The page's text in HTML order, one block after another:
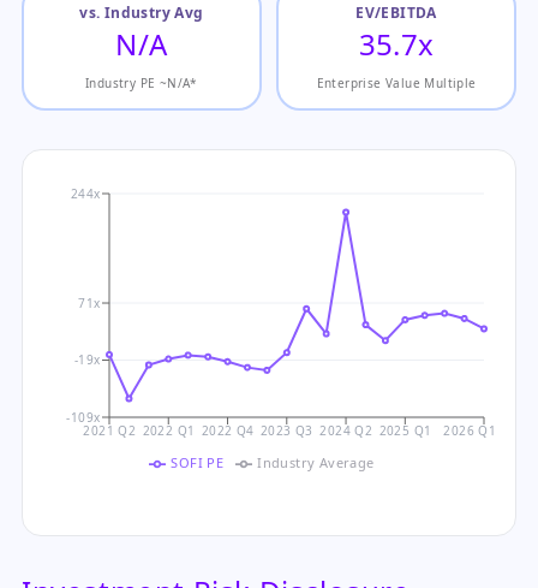
vs. Industry Avg
N/A
Industry PE ~N/A*
EV/EBITDA
35.7x
Enterprise Value Multiple
2021 Q2 2022 Q1 2022 Q4 2023 Q3 2024 Q2 2025 Q1 2026 Q1
-109x
-19x
71x
244x
SOFI PE Industry Average